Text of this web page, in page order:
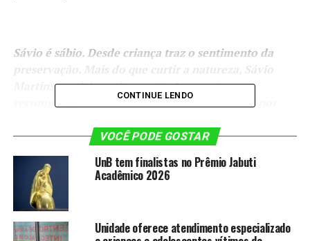
Sávio é sábio. Desde criança traz o sentimento da
preservação. Mais do que curtir a natureza, Sávio
Martins participa ativamente do resgate para
recomposição das florestas. São 20 mil mudas por
Amazônia, Cerrado e Mata Atlântica, espalham por
veredas e capoeiras de Minas Gerais e São Paulo.
OS 10 MOTIVOS PARA PLANTAR ÁRVORES
CONTINUE LENDO
VOCÊ PODE GOSTAR
UnB tem finalistas no Prêmio Jabuti
Acadêmico 2026
Unidade oferece atendimento especializado